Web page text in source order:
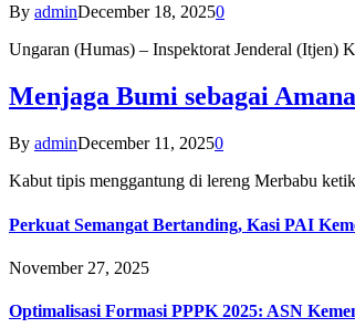
By adminDecember 18, 20250
Ungaran (Humas) – Inspektorat Jenderal (Itjen)
Menjaga Bumi sebagai
By adminDecember 11, 20250
Kabut tipis menggantung di lereng Merbabu
Perkuat Semangat Bertanding, Kasi PAI
November 27, 2025
Optimalisasi Formasi PPPK 2025: ASN